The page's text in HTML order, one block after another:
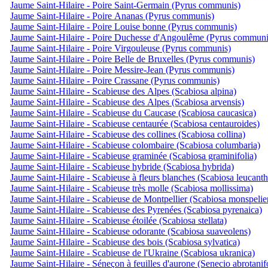
Jaume Saint-Hilaire - Poire Saint-Germain (Pyrus communis)
Jaume Saint-Hilaire - Poire Ananas (Pyrus communis)
Jaume Saint-Hilaire - Poire Louise bonne (Pyrus communis)
Jaume Saint-Hilaire - Poire Duchesse d'Angoulême (Pyrus
Jaume Saint-Hilaire - Poire Virgouleuse (Pyrus communis)
Jaume Saint-Hilaire - Poire Belle de Bruxelles (Pyrus communis)
Jaume Saint-Hilaire - Poire Messire-Jean (Pyrus communis)
Jaume Saint-Hilaire - Poire Crassane (Pyrus communis)
Jaume Saint-Hilaire - Scabieuse des Alpes (Scabiosa alpina)
Jaume Saint-Hilaire - Scabieuse des Alpes (Scabiosa arvensis)
Jaume Saint-Hilaire - Scabieuse du Caucase (Scabiosa caucasica)
Jaume Saint-Hilaire - Scabieuse centaurée (Scabiosa centauroides)
Jaume Saint-Hilaire - Scabieuse des collines (Scabiosa collina)
Jaume Saint-Hilaire - Scabieuse colombaire (Scabiosa columbaria)
Jaume Saint-Hilaire - Scabieuse graminée (Scabiosa graminifolia)
Jaume Saint-Hilaire - Scabieuse hybride (Scabiosa hybrida)
Jaume Saint-Hilaire - Scabieuse à fleurs blanches (Scabiosa
Jaume Saint-Hilaire - Scabieuse très molle (Scabiosa mollissima)
Jaume Saint-Hilaire - Scabieuse de Montpellier (Scabiosa
Jaume Saint-Hilaire - Scabieuse des Pyrenées (Scabiosa pyrenaica)
Jaume Saint-Hilaire - Scabieuse étoilée (Scabiosa stellata)
Jaume Saint-Hilaire - Scabieuse odorante (Scabiosa suaveolens)
Jaume Saint-Hilaire - Scabieuse des bois (Scabiosa sylvatica)
Jaume Saint-Hilaire - Scabieuse de l'Ukraine (Scabiosa ukranica)
Jaume Saint-Hilaire - Séneçon à feuilles d'aurone (Senecio